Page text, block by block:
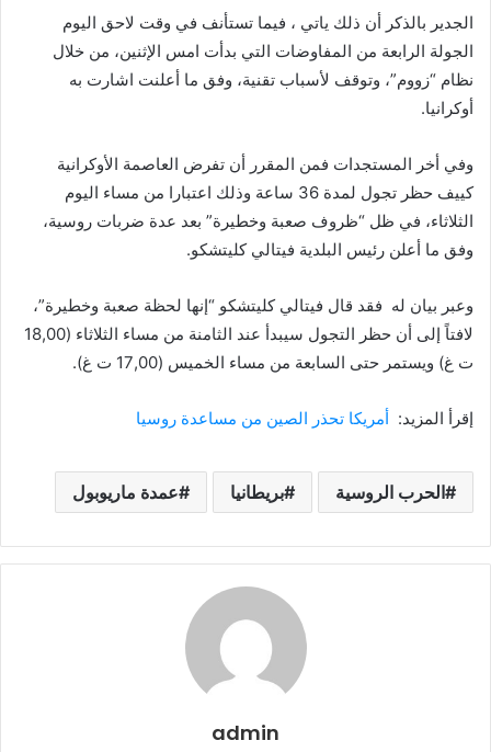
الجدير بالذكر أن ذلك ياتي ، فيما تستأنف في وقت لاحق اليوم
الجولة الرابعة من المفاوضات التي بدأت امس الإثنين، من خلال
نظام “زووم”، وتوقف لأسباب تقنية، وفق ما أعلنت اشارت به
أوكرانيا.
وفي أخر المستجدات فمن المقرر أن تفرض العاصمة الأوكرانية
كييف حظر تجول لمدة 36 ساعة وذلك اعتبارا من مساء اليوم
الثلاثاء، في ظل “ظروف صعبة وخطيرة” بعد عدة ضربات روسية،
وفق ما أعلن رئيس البلدية فيتالي كليتشكو.
وعبر بيان له فقد قال فيتالي كليتشكو “إنها لحظة صعبة وخطيرة”،
لافتاً إلى أن حظر التجول سيبدأ عند الثامنة من مساء الثلاثاء (18,00
ت غ) ويستمر حتى السابعة من مساء الخميس (17,00 ت غ).
إقرأ المزيد: أمريكا تحذر الصين من مساعدة روسيا
الحرب الروسية بريطانيا عمدة ماريوبول
admin